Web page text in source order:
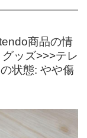
商品の情
ッズ>>>テレ
状態: やや傷